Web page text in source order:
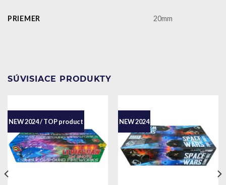
PRIEMER 20mm
SÚVISIACE PRODUKTY
NEW 2024 / TOP product NEW 2024